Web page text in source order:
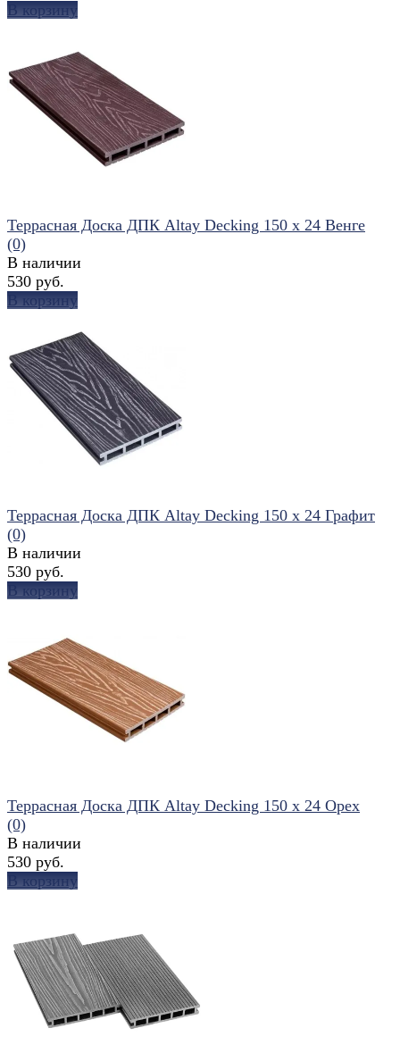
избранное сравнить
В корзину
избранное сравнить
Террасная Доска ДПК Altay Decking 150 х 24 Венге
(0)
В наличии
530 руб.
В корзину
избранное сравнить
Террасная Доска ДПК Altay Decking 150 х 24 Графит
(0)
В наличии
530 руб.
В корзину
избранное сравнить
Террасная Доска ДПК Altay Decking 150 х 24 Орех
(0)
В наличии
530 руб.
В корзину